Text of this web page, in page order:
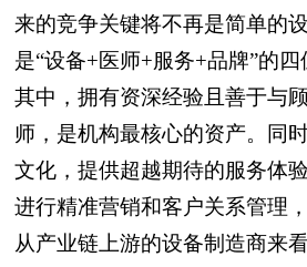
来的竞争关键将不再是简单的
是“设备+医师+服务+品牌”的四
其中，拥有资深经验且善于与
师，是机构最核心的资产。同
文化，提供超越期待的服务体
进行精准营销和客户关系管理
从产业链上游的设备制造商来